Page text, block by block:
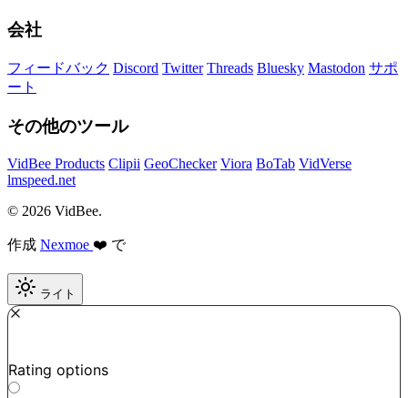
会社
フィードバック Discord Twitter Threads Bluesky Mastodon サポ
ート
その他のツール
VidBee Products Clipii GeoChecker Viora BoTab VidVerse
lmspeed.net
© 2026 VidBee.
作成 Nexmoe ❤️ で
ライト
Rating options